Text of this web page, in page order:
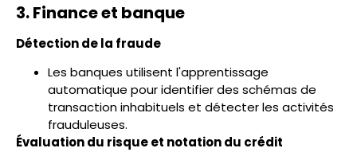
3. Finance et banque
Détection de la fraude
Les banques utilisent l'apprentissage
automatique pour identifier des schémas de
transaction inhabituels et détecter les activités
frauduleuses.
Évaluation du risque et notation du crédit